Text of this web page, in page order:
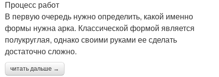
Процесс работ
В первую очередь нужно определить, какой именно
формы нужна арка. Классической формой является
полукруглая, однако своими руками ее сделать
достаточно сложно.
читать дальше →